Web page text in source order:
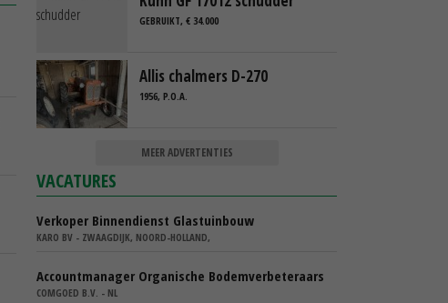
GEBRUIKT, € 34.000
Allis chalmers D-270
1956, P.O.A.
MEER ADVERTENTIES
VACATURES
Verkoper Binnendienst Glastuinbouw
KARO BV - ZWAAGDIJK, NOORD-HOLLAND,
Accountmanager Organische Bodemverbeteraars
COMGOED B.V. - NL